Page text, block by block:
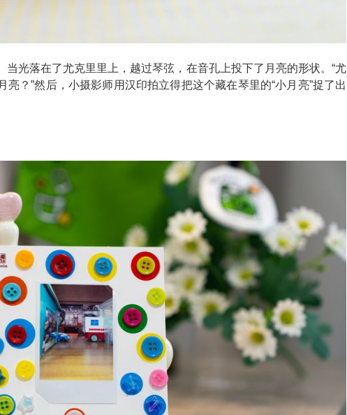
光落在了尤克里里上，越过琴弦，在音孔上投下了月亮的形状。“尤
？”然后，小摄影师用汉印拍立得把这个藏在琴里的“小月亮”捉了出